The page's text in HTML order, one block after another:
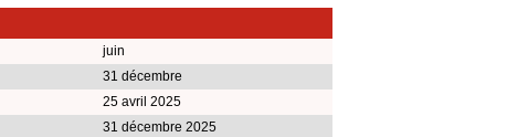
juin
31 décembre
25 avril 2025
31 décembre 2025